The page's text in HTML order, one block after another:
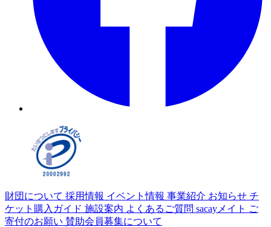
財団について 採用情報 イベント情報 事業紹介 お知らせ チ
ケット購入ガイド 施設案内 よくあるご質問 sacayメイト ご
寄付のお願い 賛助会員募集について